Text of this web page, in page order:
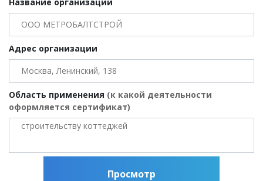
Адрес организации
Область применения (к какой деятельности
оформляется сертификат)
Просмотр